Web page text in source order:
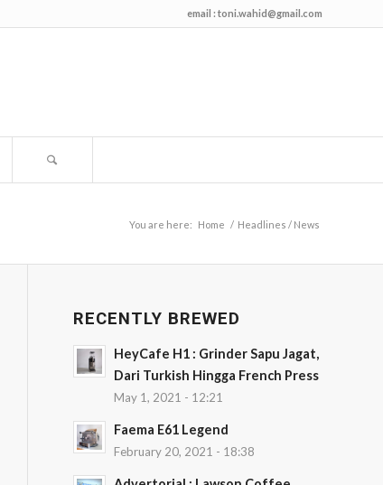
email : toni.wahid@gmail.com
You are here: Home / Headlines / News
RECENTLY BREWED
HeyCafe H1 : Grinder Sapu Jagat,
Dari Turkish Hingga French Press
May 1, 2021 - 12:21
Faema E61 Legend
February 20, 2021 - 18:38